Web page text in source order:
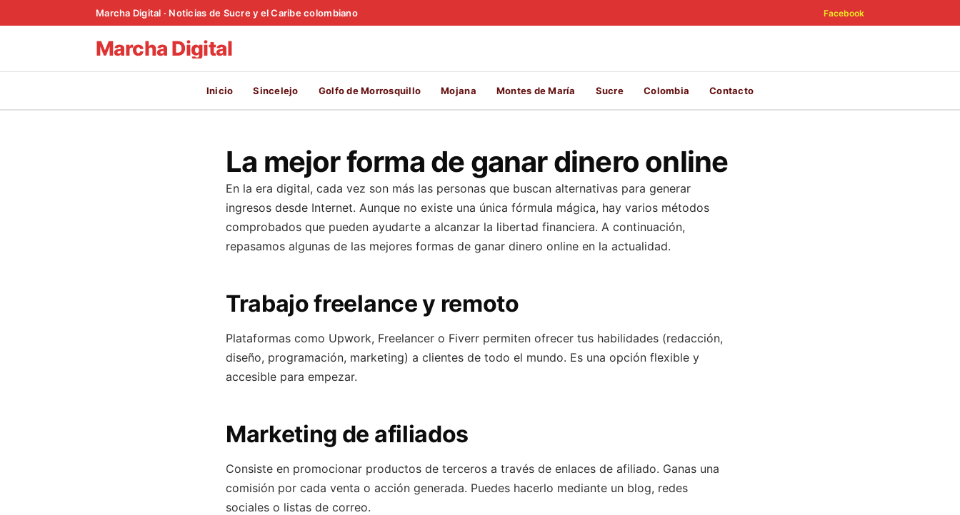
Marcha Digital · Noticias de Sucre y el Caribe colombiano Facebook
Marcha Digital
Inicio Sincelejo Golfo de Morrosquillo Mojana Montes de María Sucre Colombia Contacto
La mejor forma de ganar dinero online
En la era digital, cada vez son más las personas que buscan alternativas para generar
ingresos desde Internet. Aunque no existe una única fórmula mágica, hay varios métodos
comprobados que pueden ayudarte a alcanzar la libertad financiera. A continuación,
repasamos algunas de las mejores formas de ganar dinero online en la actualidad.
Trabajo freelance y remoto
Plataformas como Upwork, Freelancer o Fiverr permiten ofrecer tus habilidades (redacción,
diseño, programación, marketing) a clientes de todo el mundo. Es una opción flexible y
accesible para empezar.
Marketing de afiliados
Consiste en promocionar productos de terceros a través de enlaces de afiliado. Ganas una
comisión por cada venta o acción generada. Puedes hacerlo mediante un blog, redes
sociales o listas de correo.